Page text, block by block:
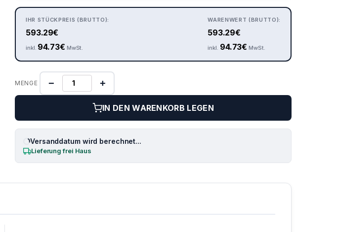
IHR STÜCKPREIS (BRUTTO):
593.29€
inkl. 94.73€ MwSt.
WARENWERT (BRUTTO):
593.29€
inkl. 94.73€ MwSt.
MENGE − +
IN DEN WARENKORB LEGEN
Versanddatum wird berechnet...
Lieferung frei Haus